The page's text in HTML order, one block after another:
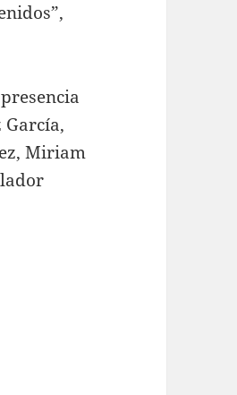
García,
Miriam